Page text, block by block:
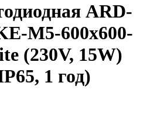
ARD-
M5-600x600-
(230V, 15W)
1 год)